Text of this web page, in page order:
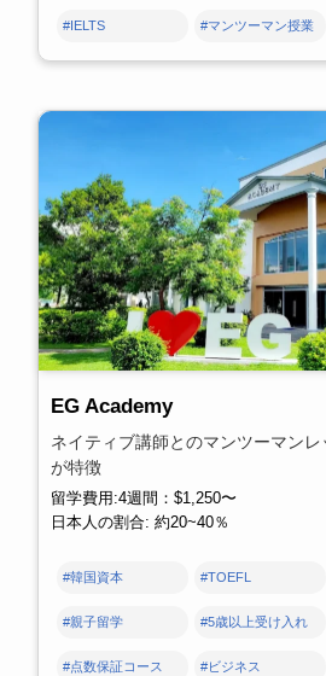
#IELTS #マンツーマン授業
EG Academy
ネイティブ講師とのマンツーマン
が特徴
留学費用:4週間：$1,250〜
日本人の割合: 約20~40％
#韓国資本 #TOEFL
#親子留学 #5歳以上受け入れ
#点数保証コース #ビジネス